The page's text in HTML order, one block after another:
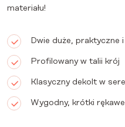
materiału!
Dwie duże, praktyczne
Profilowany w talii krój
Klasyczny dekolt w
Wygodny, krótki